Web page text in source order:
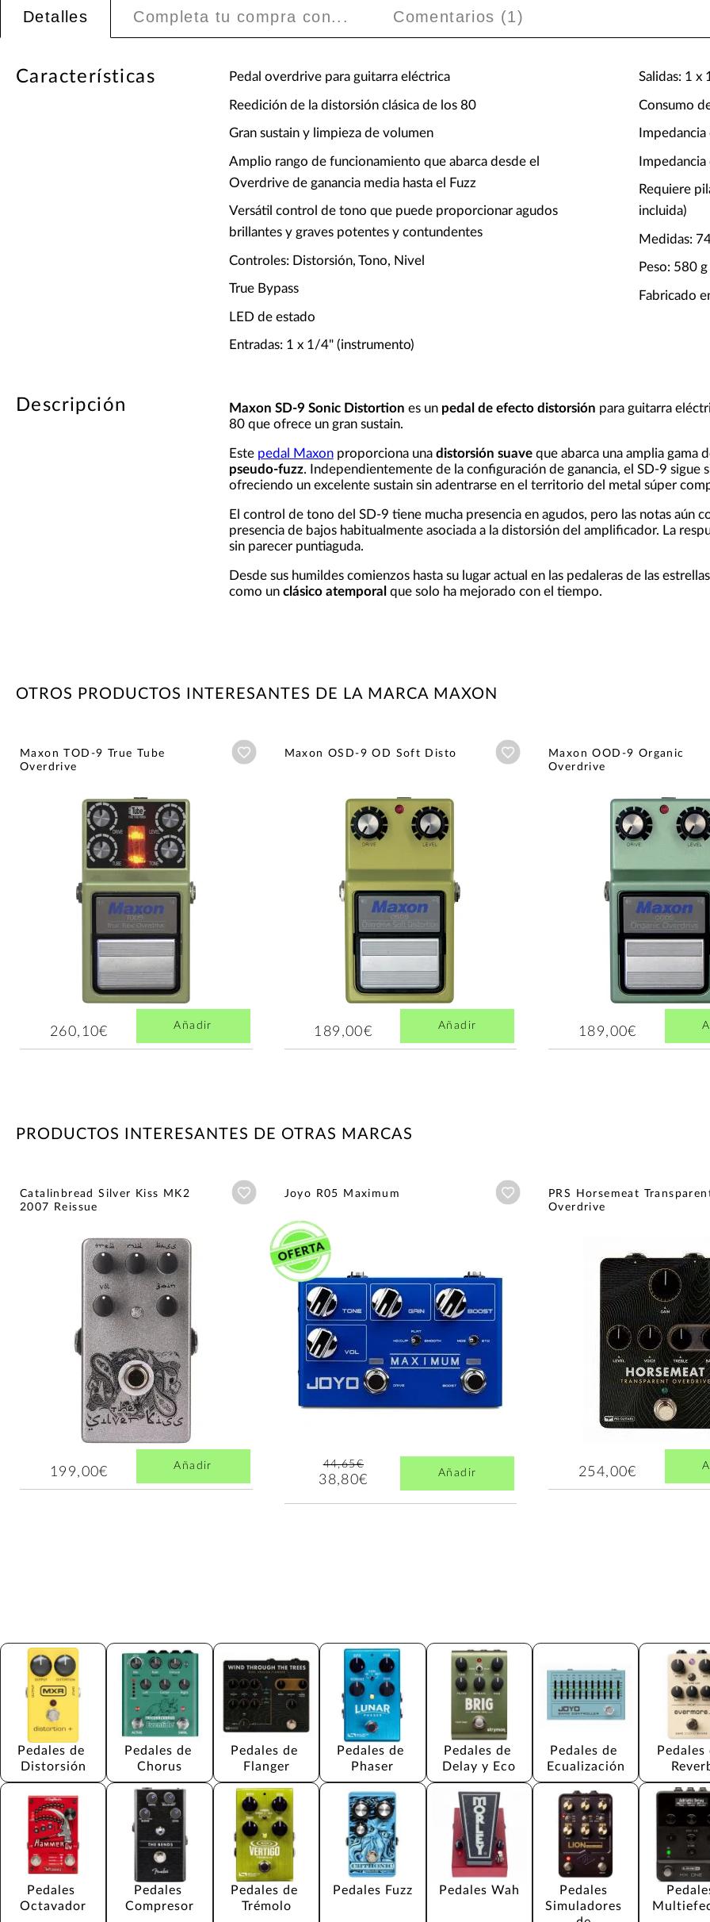
Detalles Completa tu compra con... Comentarios (1)
Características Pedal overdrive para guitarra eléctrica
Reedición de la distorsión clásica de los 80
Gran sustain y limpieza de volumen
Amplio rango de funcionamiento que abarca desde el
Overdrive de ganancia media hasta el Fuzz
Versátil control de tono que puede proporcionar agudos
brillantes y graves potentes y contundentes
Controles: Distorsión, Tono, Nivel
True Bypass
LED de estado
Entradas: 1 x 1/4" (instrumento)
Salidas: 1 x
Consumo
Requiere
incluida)
Medidas:
Peso: 580 g
Fabricado
Descripción Maxon SD-9 Sonic Distortion es unpedal de efecto distorsión para guitarra
80 que ofrece un gran sustain.
Este pedal Maxonproporciona una distorsión suaveque abarca una amplia gama
pseudo-fuzz. Independientemente de la configuración de ganancia, el SD-9 sigue
ofreciendo un excelente sustain sin adentrarse en el territorio del metal súper
El control de tono del SD-9 tiene mucha presencia en agudos, pero las notas aún
presencia de bajos habitualmente asociada a la distorsión del amplificador. La
sin parecer puntiaguda.
Desde sus humildes comienzos hasta su lugar actual en las pedaleras de las
como un clásico atemporal que solo ha mejorado con el tiempo.
OTROS PRODUCTOS INTERESANTES DE LA MARCA MAXON
Maxon TOD-9 True Tube
Overdrive
Añadir a wishlist
260,10€ Añadir
Maxon OSD-9 OD Soft Disto Añadir a wishlist
189,00€ Añadir
Maxon OOD-9 Organic
Overdrive
189,00€
PRODUCTOS INTERESANTES DE OTRAS MARCAS
Catalinbread Silver Kiss MK2
2007 Reissue
Añadir a wishlist
199,00€ Añadir
Joyo R05 Maximum Añadir a wishlist
44,65€
38,80€ Añadir
PRS Horsemeat
Overdrive
254,00€
Pedales de
Distorsión
Pedales de
Chorus
Pedales de
Flanger
Pedales de
Phaser
Pedales de
Delay y Eco
Pedales de
Ecualización
Pedales
Pedales
Octavador
Pedales
Compresor
Pedales de
Trémolo
Pedales Fuzz Pedales Wah
Pedales
Simuladores